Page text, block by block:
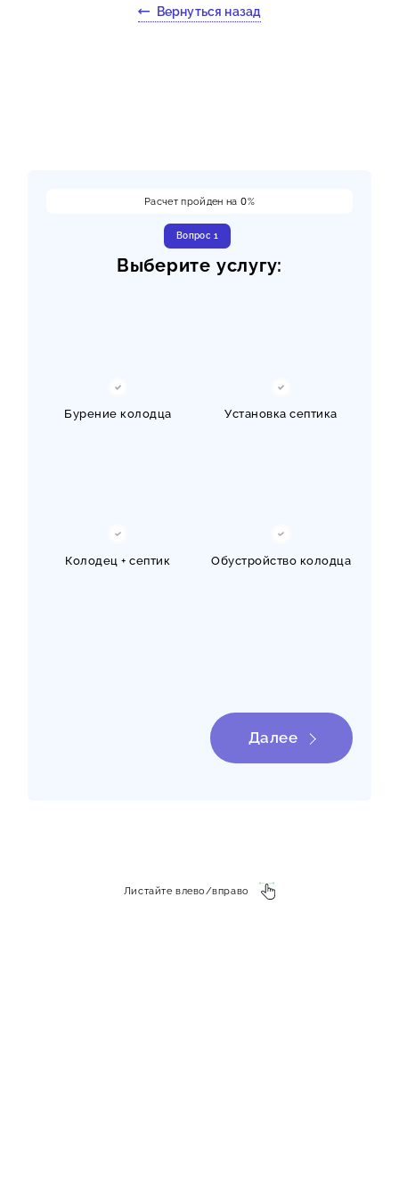
Вернуться назад
Расчет пройден на0%
Вопрос 1
Выберите услугу:
Бурение колодца Установка септика
Колодец + септик Обустройство колодца
Далее
Листайте влево/вправо